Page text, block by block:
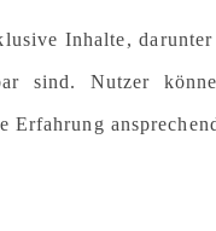
Inhalte,
sind. Nutzer
Erfahrung